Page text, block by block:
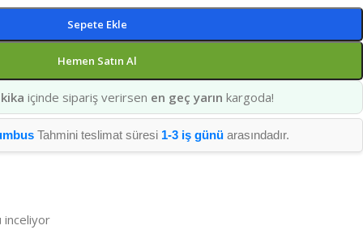
Sepete Ekle
Hemen Satın Al
içinde sipariş verirsen en geç yarın kargoda!
Tahmini teslimat süresi 1-3 iş günüarasındadır.
inceliyor